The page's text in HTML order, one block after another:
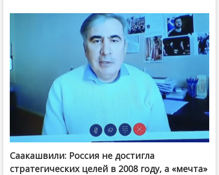
Саакашвили: Россия не достигла
стратегических целей в 2008 году, а «мечта»